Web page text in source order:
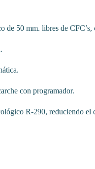
de 50 mm. libres de
con programador.
R-290, reduciendo